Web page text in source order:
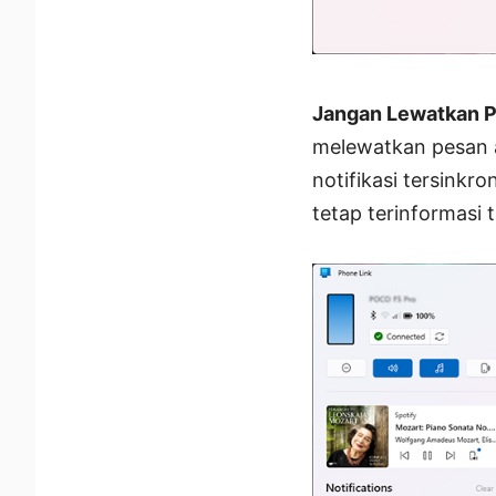
Jangan Lewatkan
melewatkan
notifikasi
tetap terinformasi